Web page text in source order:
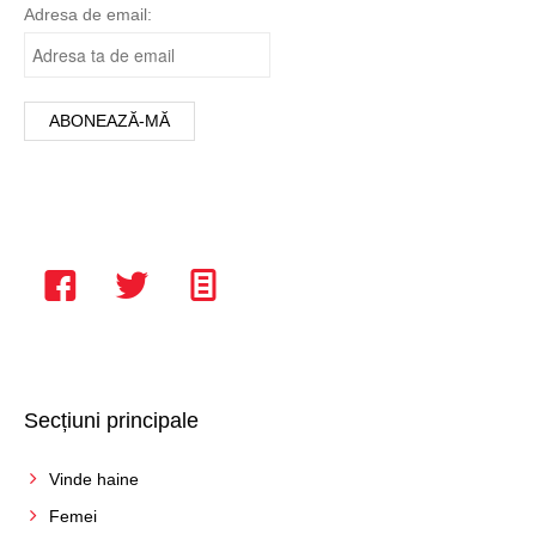
Roșu
Roz
Violet
Adresa de email:
Secțiuni principale
Vinde haine
Femei